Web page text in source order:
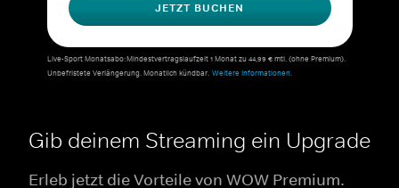
JETZT BUCHEN
Live-Sport Monatsabo: Mindestvertragslaufzeit 1 Monat zu 44,99 € mtl. (ohne Premium).
Unbefristete Verlängerung. Monatlich kündbar. Weitere Informationen.
Gib deinem Streaming ein Upgrade
Erleb jetzt die Vorteile von WOW Premium.